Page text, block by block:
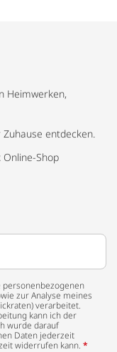
Heimwerken,
entdecken.
Shop
personenbezogenen
zur Analyse meines
verarbeitet.
kann ich der
wurde darauf
Daten jederzeit
widerrufen kann. *